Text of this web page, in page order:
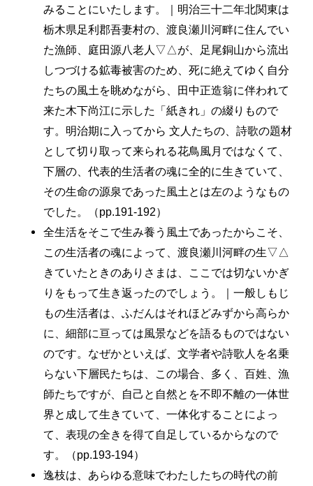
みることにいたします。｜明治三十二年北関東は
栃木県足利郡吾妻村の、渡良瀬川河畔に住んでい
た漁師、庭田源八老人▽△が、足尾銅山から流出
しつづける鉱毒被害のため、死に絶えてゆく自分
たちの風土を眺めながら、田中正造翁に伴われて
来た木下尚江に示した「紙きれ」の綴りもので
す。明治期に入ってから 文人たちの、詩歌の題材
として切り取って来られる花鳥風月ではなくて、
下層の、代表的生活者の魂に全的に生きていて、
その生命の源泉であった風土とは左のようなもの
でした。（pp.191-192）
全生活をそこで生み養う風土であったからこそ、
この生活者の魂によって、渡良瀬川河畔の生▽△
きていたときのありさまは、ここでは切ないかぎ
りをもって生き返ったのでしょう。｜一般しもじ
もの生活者は、ふだんはそれほどみずから高らか
に、細部に亘っては風景などを語るものではない
のです。なぜかといえば、文学者や詩歌人を名乗
らない下層民たちは、この場合、多く、百姓、漁
師たちですが、自己と自然とを不即不離の一体世
界と成して生きていて、一体化することによっ
て、表現の全きを得て自足しているからなので
す。（pp.193-194）
逸枝は、あらゆる意味でわたしたちの時代の前